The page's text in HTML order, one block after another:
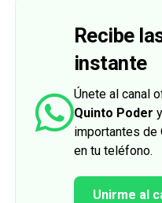
Recibe
instante
Únete al canal
Quinto Poder
importantes de
en tu teléfono.
Unirme al